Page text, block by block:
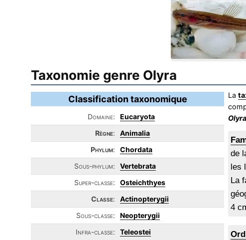
Taxonomie genre Olyra
Classification taxonomique
Domaine:
Eucaryota
Règne:
Animalia
Phylum:
Chordata
Sous-phylum:
Vertebrata
Super-classe:
Osteichthyes
Classe:
Actinopterygii
Sous-classe:
Neopterygii
Infra-classe:
Teleostei
La
Olyra
de
les
La
4